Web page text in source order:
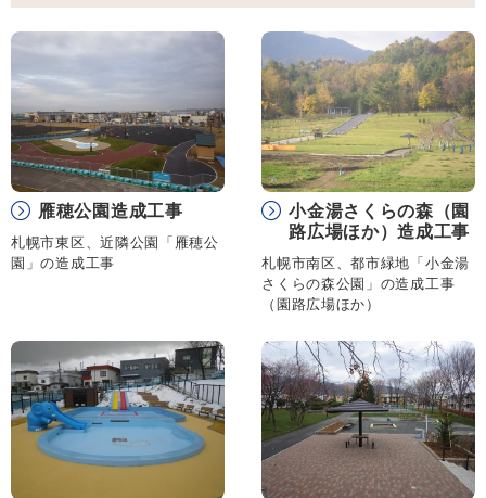
雁穂公園造成工事
札幌市東区、近隣公園「雁穂公
園」の造成工事
小金湯さくらの森（園
路広場ほか）造成工事
札幌市南区、都市緑地「小金湯
さくらの森公園」の造成工事
（園路広場ほか）